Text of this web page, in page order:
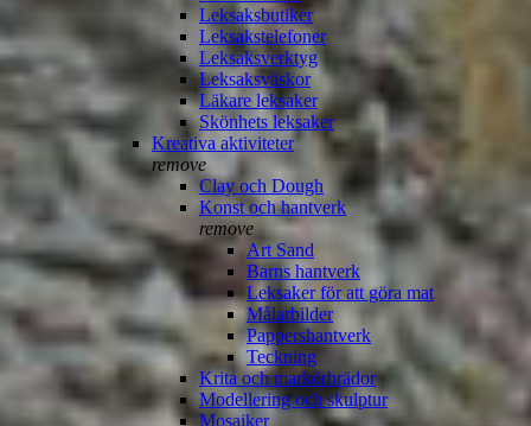
Leksaksbutiker
Leksakstelefoner
Leksaksverktyg
Leksaksväskor
Läkare leksaker
Skönhets leksaker
Kreativa aktiviteter
remove
Clay och Dough
Konst och hantverk
remove
Art Sand
Barns hantverk
Leksaker för att göra mat
Målarbilder
Pappershantverk
Teckning
Krita och markörbrädor
Modellering och skulptur
Mosaiker